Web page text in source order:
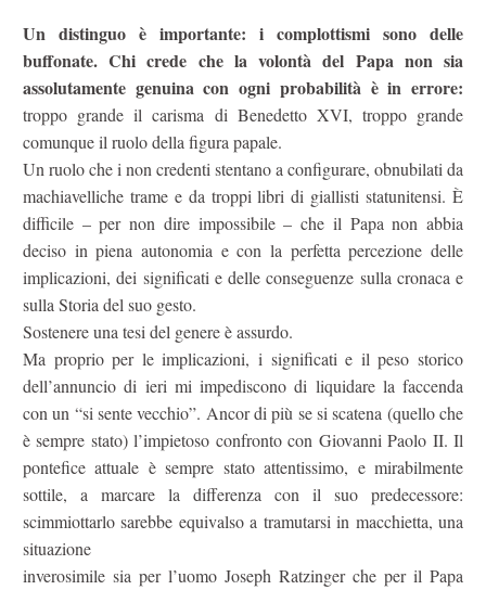
Un distinguo è importante: i complottismi sono delle
buffonate. Chi crede che la volontà del Papa non sia
assolutamente genuina con ogni probabilità è in errore:
troppo grande il carisma di Benedetto XVI, troppo grande
comunque il ruolo della figura papale.
Un ruolo che i non credenti stentano a configurare, obnubilati da
machiavelliche trame e da troppi libri di giallisti statunitensi. È
difficile – per non dire impossibile – che il Papa non abbia
deciso in piena autonomia e con la perfetta percezione delle
implicazioni, dei significati e delle conseguenze sulla cronaca e
sulla Storia del suo gesto.
Sostenere una tesi del genere è assurdo.
Ma proprio per le implicazioni, i significati e il peso storico
dell’annuncio di ieri mi impediscono di liquidare la faccenda
con un “si sente vecchio”. Ancor di più se si scatena (quello che
è sempre stato) l’impietoso confronto con Giovanni Paolo II. Il
pontefice attuale è sempre stato attentissimo, e mirabilmente
sottile, a marcare la differenza con il suo predecessore:
scimmiottarlo sarebbe equivalso a tramutarsi in macchietta, una
situazione
inverosimile sia per l’uomo Joseph Ratzinger che per il Papa